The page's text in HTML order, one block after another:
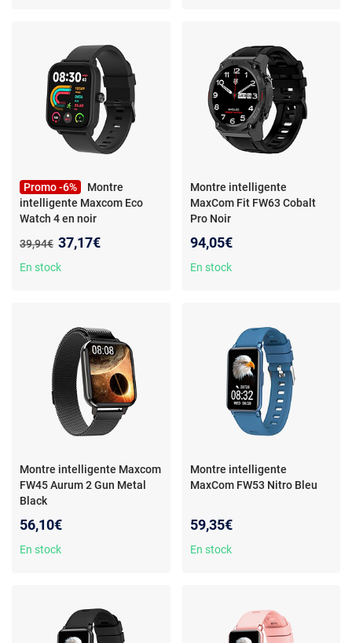
Promo -6%
Montre
intelligente Maxcom Eco
Watch 4 en noir
Ancien prix :
39,94€ Nouveau prix :
37,17€
En stock
Montre intelligente
MaxCom Fit FW63 Cobalt
Pro Noir
94,05€
En stock
Montre intelligente Maxcom
FW45 Aurum 2 Gun Metal
Black
56,10€
En stock
Montre intelligente
MaxCom FW53 Nitro Bleu
59,35€
En stock